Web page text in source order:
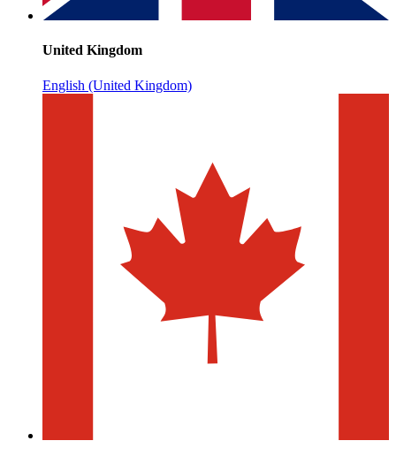
United Kingdom
English (United Kingdom)